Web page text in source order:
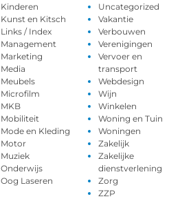
Kinderen
Kunst en Kitsch
Links / Index
Management
Marketing
Media
Meubels
Microfilm
MKB
Mobiliteit
Mode en Kleding
Motor
Muziek
Onderwijs
Oog Laseren
Uncategorized
Vakantie
Verbouwen
Verenigingen
Vervoer en
transport
Webdesign
Wijn
Winkelen
Woning en Tuin
Woningen
Zakelijk
Zakelijke
dienstverlening
Zorg
ZZP